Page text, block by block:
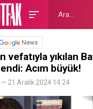
News
vefatıyla yıkılan
Acım büyük!
21 Aralık 2024 14:24